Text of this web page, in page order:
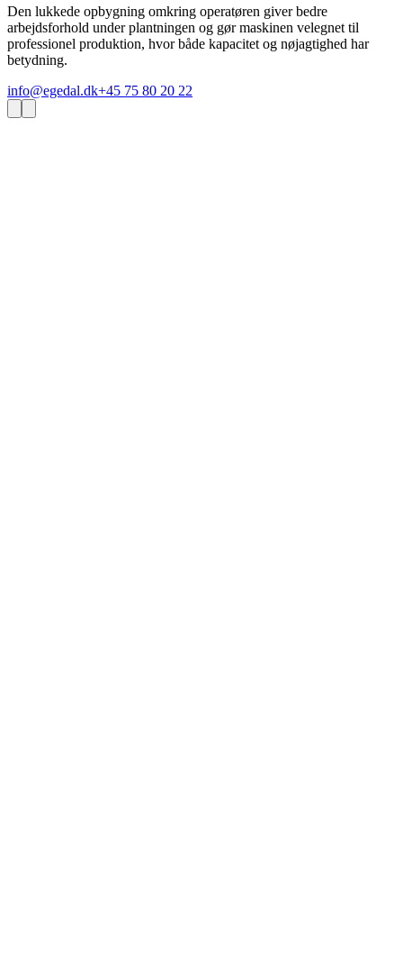
Den lukkede opbygning omkring operatøren giver bedre
arbejdsforhold under plantningen og gør maskinen velegnet til
professionel produktion, hvor både kapacitet og nøjagtighed har
betydning.
info@egedal.dk+45 75 80 20 22